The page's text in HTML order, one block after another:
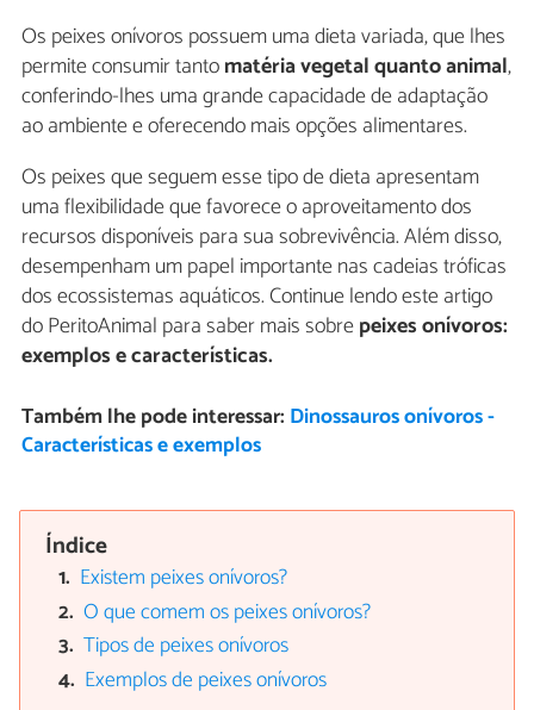
Os peixes onívoros possuem uma dieta variada, que lhes
permite consumir tantomatéria vegetal quanto animal,
conferindo-lhes uma grande capacidade de adaptação
ao ambiente e oferecendo mais opções alimentares.
Os peixes que seguem esse tipo de dieta apresentam
uma flexibilidade que favorece o aproveitamento dos
recursos disponíveis para sua sobrevivência. Além disso,
desempenham um papel importante nas cadeias tróficas
dos ecossistemas aquáticos. Continue lendo este artigo
do PeritoAnimal para saber mais sobrepeixes onívoros:
exemplos e características.
Também lhe pode interessar: Dinossauros onívoros -
Características e exemplos
Índice
Existem peixes onívoros?
O que comem os peixes onívoros?
Tipos de peixes onívoros
Exemplos de peixes onívoros